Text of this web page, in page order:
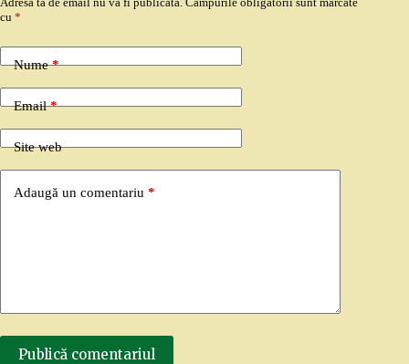
cu *
Nume*
Email*
Site web
Adaugă un comentariu *
Publică comentariul